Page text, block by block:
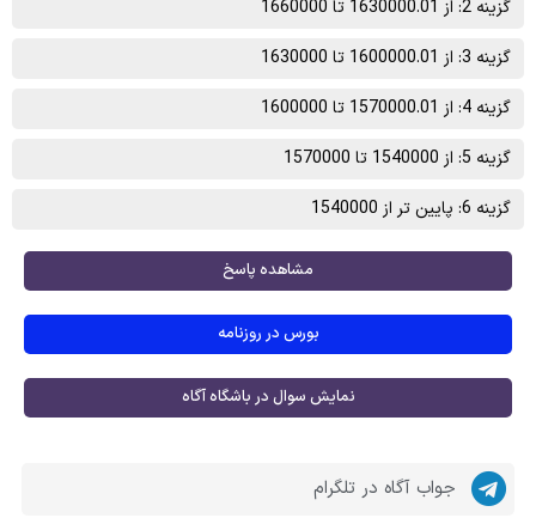
گزینه 2: از 1630000.01 تا 1660000
گزینه 3: از 1600000.01 تا 1630000
گزینه 4: از 1570000.01 تا 1600000
گزینه 5: از 1540000 تا 1570000
گزینه 6: پایین تر از 1540000
مشاهده پاسخ
بورس در روزنامه
نمایش سوال در باشگاه آگاه
جواب آگاه در تلگرام